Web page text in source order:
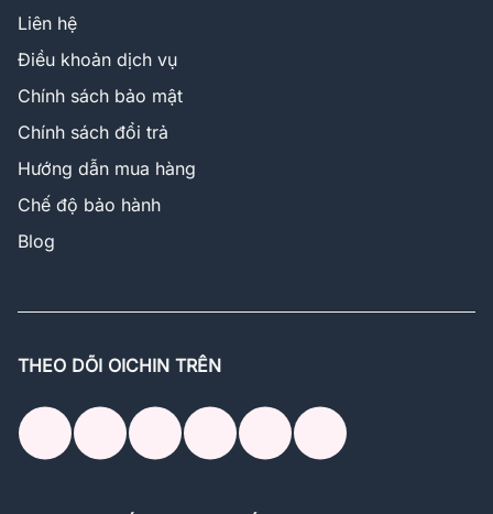
Liên hệ
Điều khoản dịch vụ
Chính sách bảo mật
Chính sách đổi trả
Hướng dẫn mua hàng
Chế độ bảo hành
Blog
THEO DÕI OICHIN TRÊN